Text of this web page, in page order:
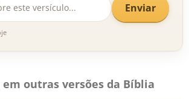
Enviar
outras versões da Bíblia